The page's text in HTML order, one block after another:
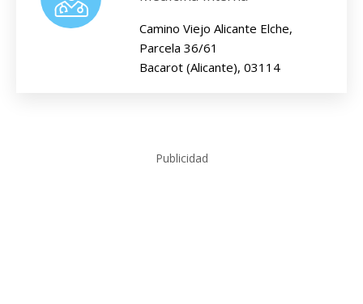
Camino Viejo Alicante Elche,
Parcela 36/61
Bacarot (Alicante), 03114
Publicidad